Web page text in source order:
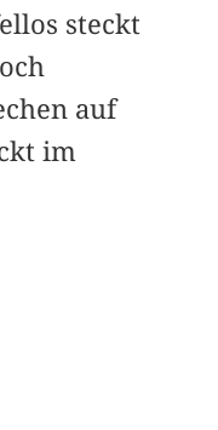
steckt
auf
im